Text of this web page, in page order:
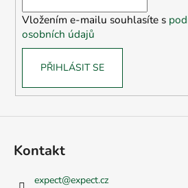
Vložením e-mailu souhlasíte s
osobních údajů
PŘIHLÁSIT SE
Kontakt
expect@expect.cz